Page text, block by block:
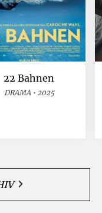
22 Bahnen
DRAMA • 2025